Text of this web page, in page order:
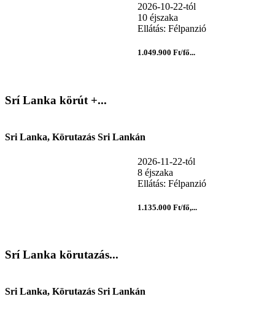
2026-10-22-tól
10 éjszaka
Ellátás: Félpanzió
1.049.900 Ft/fő...
Srí Lanka körút +...
Sri Lanka, Körutazás Sri Lankán
2026-11-22-tól
8 éjszaka
Ellátás: Félpanzió
1.135.000 Ft/fő,...
Srí Lanka körutazás...
Sri Lanka, Körutazás Sri Lankán